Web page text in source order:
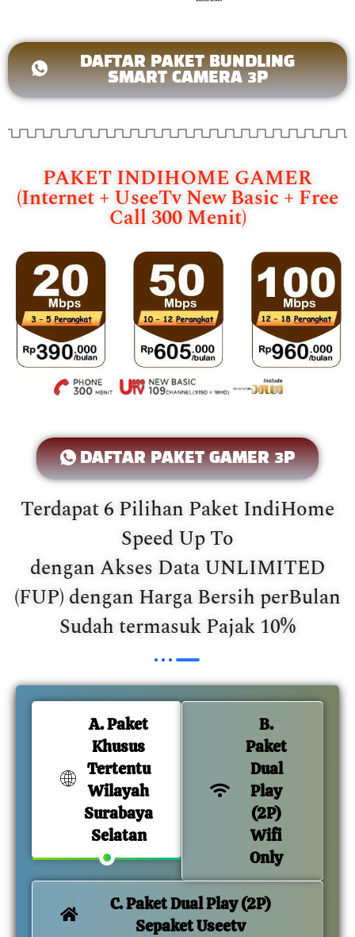
DAFTAR PAKET BUNDLING
SMART CAMERA 3P
PAKET INDIHOME GAMER
(Internet + UseeTv New Basic + Free
Call 300 Menit)
DAFTAR PAKET GAMER 3P
Terdapat 6 Pilihan Paket IndiHome
Speed Up To
dengan Akses Data UNLIMITED
(FUP) dengan Harga Bersih perBulan
Sudah termasuk Pajak 10%
A. Paket
Khusus
Tertentu
Wilayah
Surabaya
Selatan
B.
Paket
Dual
Play
(2P)
Wifi
Only
C. Paket Dual Play (2P)
Sepaket Useetv